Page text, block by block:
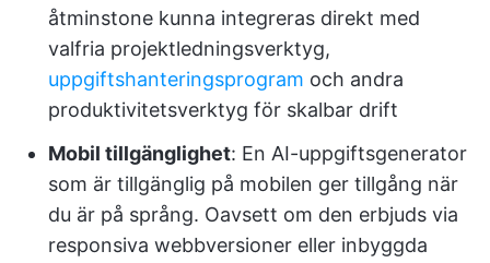
åtminstone kunna integreras direkt med
valfria projektledningsverktyg,
uppgiftshanteringsprogram och andra
produktivitetsverktyg för skalbar drift
Mobil tillgänglighet: En AI-uppgiftsgenerator
som är tillgänglig på mobilen ger tillgång när
du är på språng. Oavsett om den erbjuds via
responsiva webbversioner eller inbyggda